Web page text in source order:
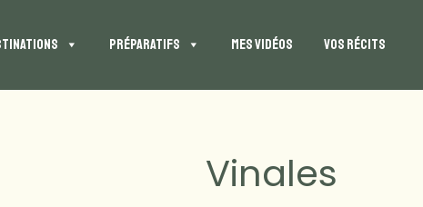
PRÉPARATIFS MES VIDÉOS VOS RÉCITS
Vinales